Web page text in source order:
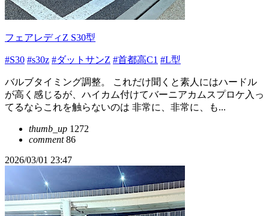
フェアレディZ S30型
#S30 #s30z #ダットサンZ #首都高C1 #L型
バルブタイミング調整。 これだけ聞くと素人にはハードル
が高く感じるが、ハイカム付けてバーニアカムスプロケ入っ
てるならこれを触らないのは 非常に、非常に、も...
thumb_up 1272
comment86
2026/03/01 23:47